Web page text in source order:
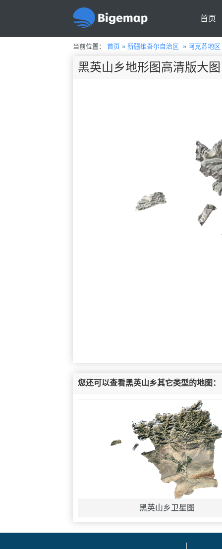
首页
当前位置： 首页» 新疆维吾尔自治区 » 阿克苏地区
黑英山乡地形图高清版大图
您还可以查看黑英山乡其它类型的地图：
黑英山乡卫星图